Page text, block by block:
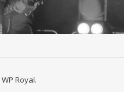
WP Royal.